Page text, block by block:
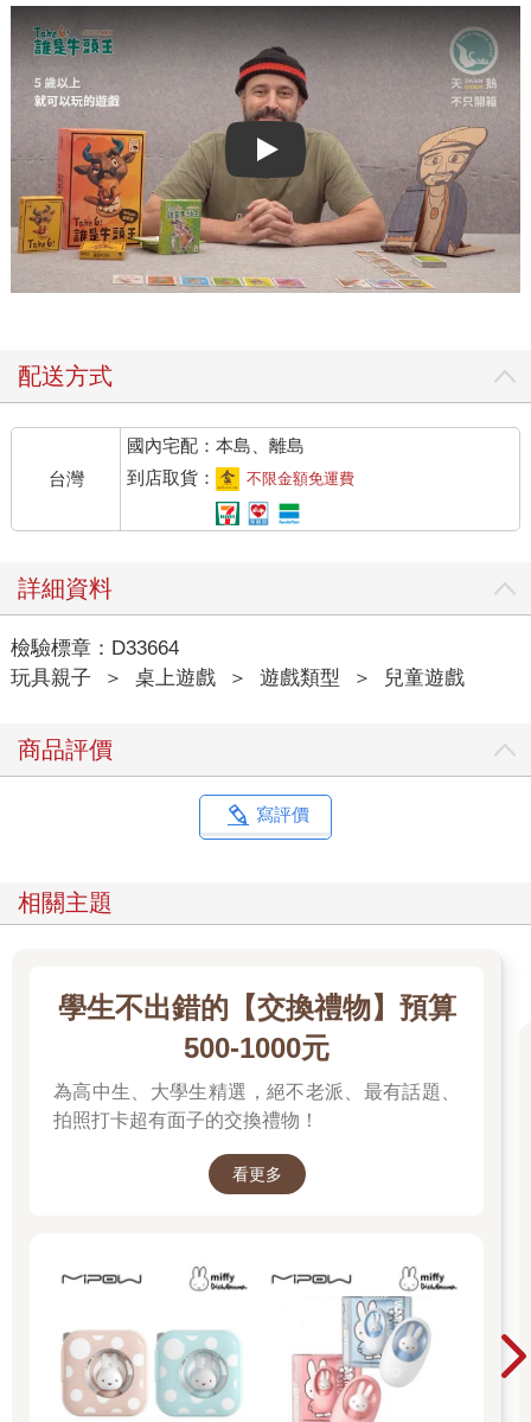
Play video
配送方式
台灣
國內宅配：本島、離島
到店取貨：
不限金額免運費
詳細資料
檢驗標章：D33664
玩具親子
＞ 桌上遊戲 ＞ 遊戲類型 ＞ 兒童遊戲
商品評價
寫評價
相關主題
學生不出錯的【交換禮物】預算
500-1000元
為高中生、大學生精選，絕不老派、最有話題、
拍照打卡超有面子的交換禮物！
看更多